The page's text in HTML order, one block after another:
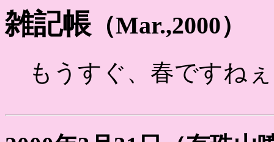
雑記帳 （Mar.,2000）
もうすぐ、春ですね